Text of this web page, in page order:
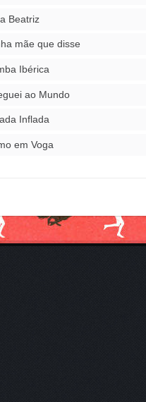
Beatriz
mãe que disse
Ibérica
ao Mundo
Inflada
em Voga